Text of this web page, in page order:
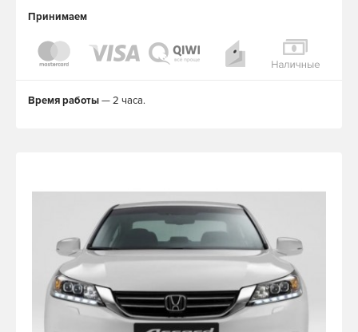
Принимаем
Время работы— 2 часа.